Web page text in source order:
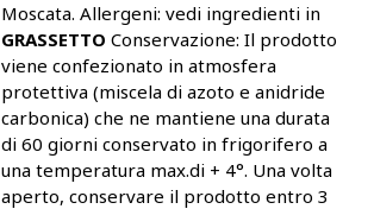
Moscata. Allergeni: vedi ingredienti in
GRASSETTO Conservazione: Il prodotto
viene confezionato in atmosfera
protettiva (miscela di azoto e anidride
carbonica) che ne mantiene una durata
di 60 giorni conservato in frigorifero a
una temperatura max.di + 4°. Una volta
aperto, conservare il prodotto entro 3